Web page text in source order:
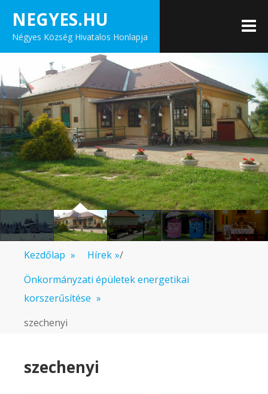
content
NEGYES.HU
Négyes Község Hivatalos Honlapja
Kezdőlap » Hírek »/
Önkormányzati épületek energetikai
korszerűsítése »
szechenyi
szechenyi